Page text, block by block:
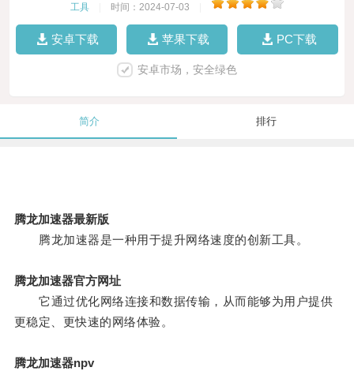
工具 时间：2024-07-03
安卓下载 苹果下载 PC下载
安卓市场，安全绿色
简介 排行
腾龙加速器最新版
腾龙加速器是一种用于提升网络速度的创新工具。
腾龙加速器官方网址
它通过优化网络连接和数据传输，从而能够为用户提供
更稳定、更快速的网络体验。
腾龙加速器npv